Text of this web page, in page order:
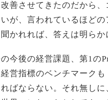
善させてきたのだから
が、言われているほどの
かれれば、答えは明らか
今後の経営課題、第1の
営指標のベンチマーク
ばならない。それ無し